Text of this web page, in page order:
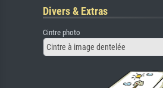
Divers & Extras
Cintre photo
Cintre à image dentelée